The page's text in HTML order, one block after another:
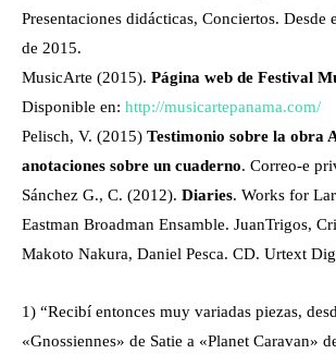
Presentaciones didácticas, Conciertos. Desde
de 2015.
MusicArte (2015). Página web de Festival
Disponible en: http://musicartepanama.com/
Pelisch, V. (2015) Testimonio sobre la obra
anotaciones sobre un cuaderno. Correo-e
Sánchez G., C. (2012). Diaries. Works for
Eastman Broadman Ensamble. JuanTrigos,
Makoto Nakura, Daniel Pesca. CD. Urtext
1) “Recibí entonces muy variadas piezas,
«Gnossiennes» de Satie a «Planet Caravan»